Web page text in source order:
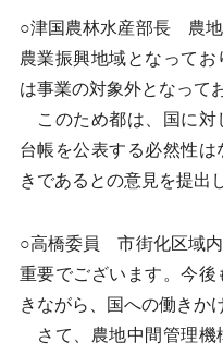
○津国農林水産部長 農地
農業振興地域となって
は事業の対象外となって
このため都は、国に対
台帳を公表する必然性
きであるとの意見を提出
○高橋委員 市街化区域
重要でございます。今
きながら、国への働きか
さて、農地中間管理機